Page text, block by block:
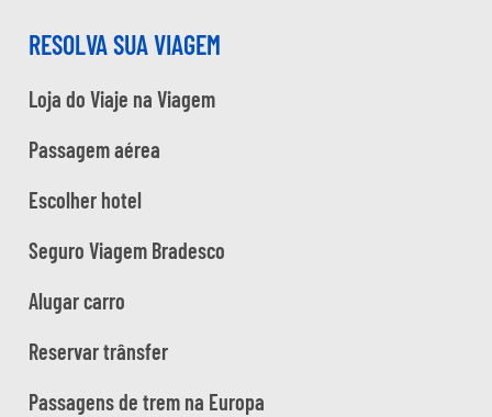
RESOLVA SUA VIAGEM
Loja do Viaje na Viagem
Passagem aérea
Escolher hotel
Seguro Viagem Bradesco
Alugar carro
Reservar trânsfer
Passagens de trem na Europa